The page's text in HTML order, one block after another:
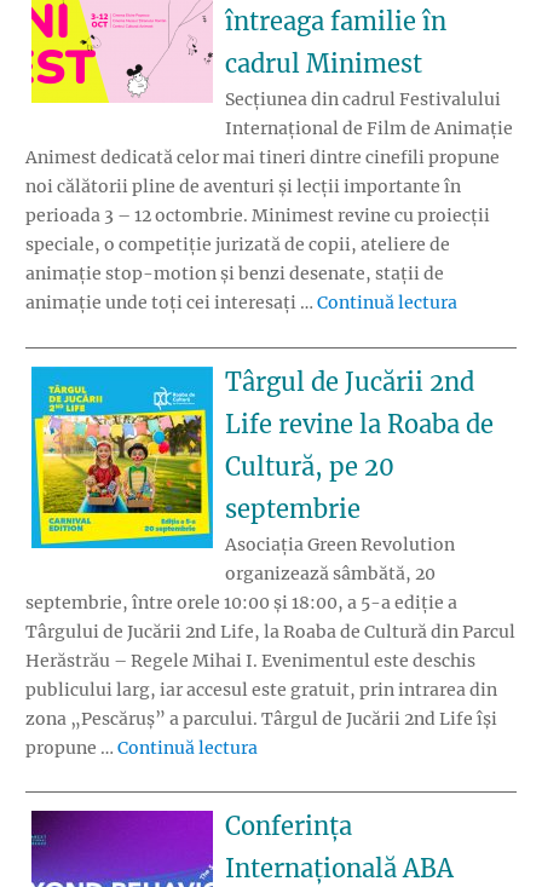
întreaga familie în
cadrul Minimest
Secțiunea din cadrul Festivalului
Internațional de Film de Animație
Animest dedicată celor mai tineri dintre cinefili propune
noi călătorii pline de aventuri și lecții importante în
perioada 3 – 12 octombrie. Minimest revine cu proiecții
speciale, o competiție jurizată de copii, ateliere de
animație stop-motion și benzi desenate, stații de
animație unde toți cei interesați … Continuă lectura
Târgul de Jucării 2nd
Life revine la Roaba de
Cultură, pe 20
septembrie
Asociația Green Revolution
organizează sâmbătă, 20
septembrie, între orele 10:00 și 18:00, a 5-a ediție a
Târgului de Jucării 2nd Life, la Roaba de Cultură din Parcul
Herăstrău – Regele Mihai I. Evenimentul este deschis
publicului larg, iar accesul este gratuit, prin intrarea din
zona „Pescăruș” a parcului. Târgul de Jucării 2nd Life își
propune … Continuă lectura
Conferința
Internațională ABA